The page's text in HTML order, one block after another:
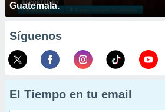
Guatemala.
Síguenos
El Tiempo en tu email